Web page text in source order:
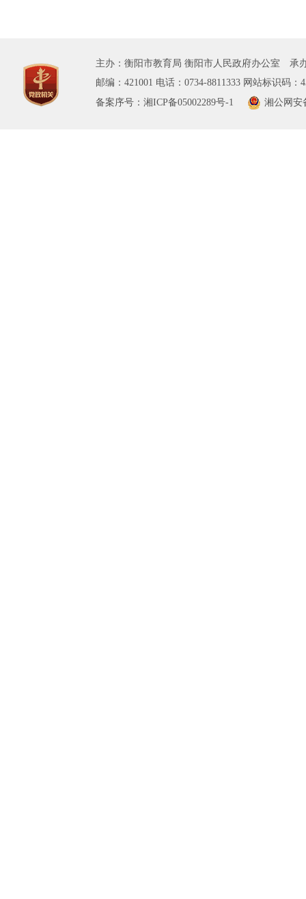
主办：衡阳市教育局 衡阳市人民政府办公室 承
邮编：421001 电话：0734-8811333 网站标识码：
备案序号：湘ICP备05002289号-1
湘公网安